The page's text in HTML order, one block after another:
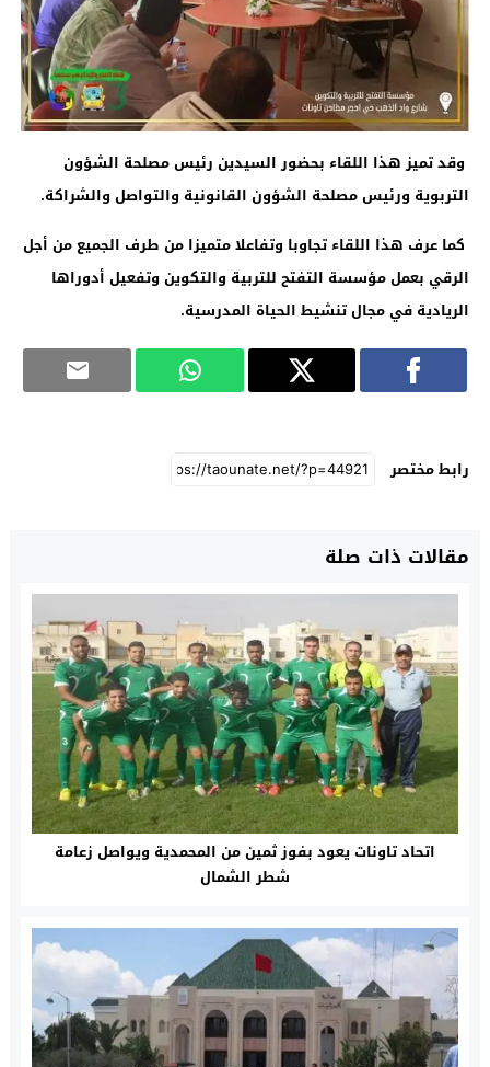
وقد تميز هذا اللقاء بحضور السيدين رئيس مصلحة الشؤون
التربوية ورئيس مصلحة الشؤون القانونية والتواصل والشراكة.
كما عرف هذا اللقاء تجاوبا وتفاعلا متميزا من طرف الجميع من أجل
الرقي بعمل مؤسسة التفتح للتربية والتكوين وتفعيل أدوراها
الريادية في مجال تنشيط الحياة المدرسية.
رابط مختصر
مقالات ذات صلة
اتحاد تاونات يعود بفوز ثمين من المحمدية ويواصل زعامة
شطر الشمال‎